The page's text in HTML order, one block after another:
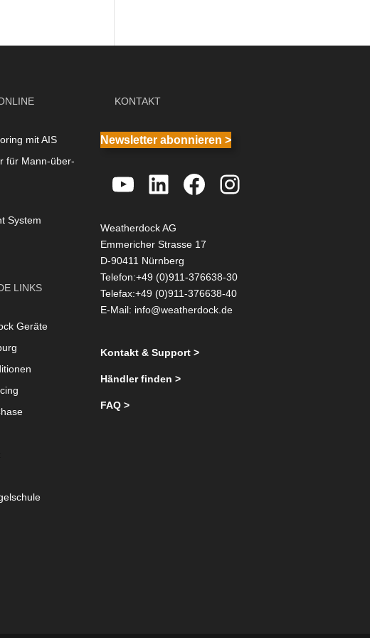
mit AIS
für Mann-über-
System
LINKS
Geräte
KONTAKT
Newsletter abonnieren >
YouTube
LinkedIn
Facebook
Instagram
Weatherdock AG
Emmericher Strasse 17
D-90411 Nürnberg
Telefon:+49 (0)911-376638-30
Telefax:+49 (0)911-376638-40
E-Mail: info@weatherdock.de
Kontakt & Support >
Händler finden >
FAQ >